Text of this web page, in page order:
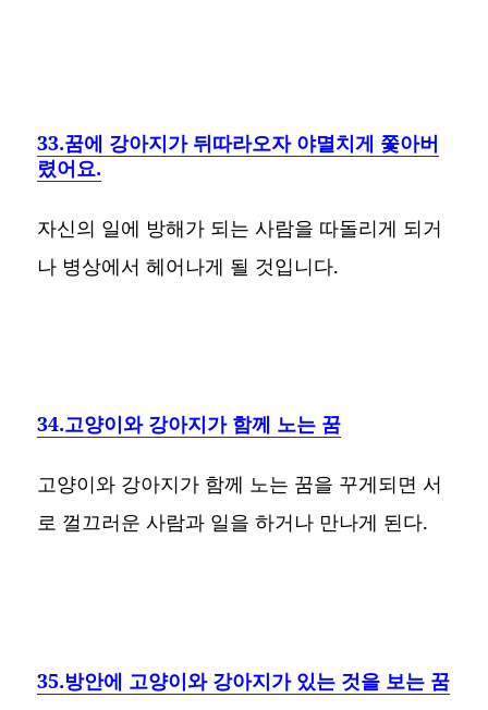
33.꿈에 강아지가 뒤따라오자 야멸치게 쫓아버
렸어요.
자신의 일에 방해가 되는 사람을 따돌리게 되거
나 병상에서 헤어나게 될 것입니다.
34.고양이와 강아지가 함께 노는 꿈
고양이와 강아지가 함께 노는 꿈을 꾸게되면 서
로 껄끄러운 사람과 일을 하거나 만나게 된다.
35.방안에 고양이와 강아지가 있는 것을 보는 꿈